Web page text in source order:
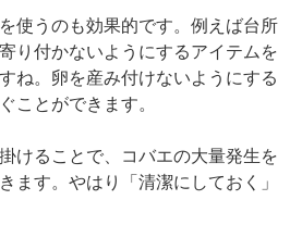
使うのも効果的です。例えば台所
り付かないようにするアイテムを
ね。卵を産み付けないようにする
ことができます。
けることで、コバエの大量発生を
ます。やはり「清潔にしておく」